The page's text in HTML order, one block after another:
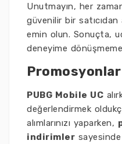
Unutmayın, her
güvenilir bir satıcıdan
emin olun. Sonuçta,
deneyime
PUBG Mobile UC
değerlendirmek
alımlarınızı yaparken,
indirimler